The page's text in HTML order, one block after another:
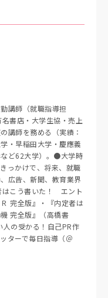
講師（就職指導担
書店・大学生協・売上
講師を務める（実績：
・早稲田大学・慶應義
ど62大学）。●大学時
っかけで、将来、就職
広告、新聞、教育業界
こう書いた！ エント
完全版』・『内定者は
完全版』（高橋書
人の受かる！自己PR作
ターで毎日指導（＠